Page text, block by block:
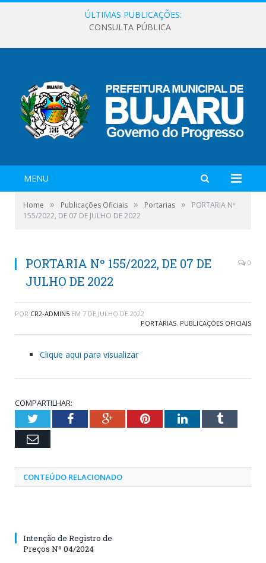
ÚLTIMAS PUBLICAÇÕES:
CONSULTA PÚBLICA
MENU
Home » Publicações Oficiais » Portarias »
PORTARIA Nº
155/2022, DE 07 DE JULHO DE 2022
PORTARIA Nº 155/2022, DE 07 DE
JULHO DE 2022
0
POR CR2-ADMIN5 EM 7 DE JULHO DE 2022
PORTARIAS, PUBLICAÇÕES OFICIAIS
Clique aqui para visualizar
COMPARTILHAR:
TwitterFacebookGoogle+PinterestLinkedInTumblr
Email
CONTEÚDO RELACIONADO
Intenção de Registro de
Preços Nº 04/2024